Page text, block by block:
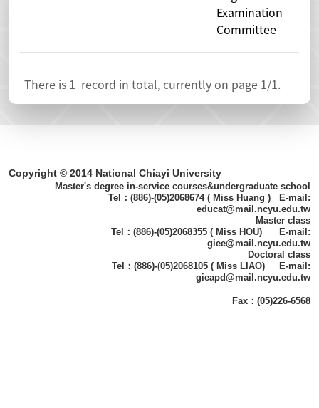
Examination
Committee
There is 1 record in total, currently on page 1/1.
Copyright © 2014 National Chiayi University
Master's degree in-service courses&undergraduate school
Tel：(886)-(05)2068674 ( Miss Huang ) E-mail:
educat@mail.ncyu.edu.tw
Master class
Tel：(886)-(05)2068355 ( Miss HOU) E-mail:
giee@mail.ncyu.edu.tw
Doctoral class
Tel：(886)-(05)2068105 ( Miss LIAO) E-mail:
gieapd@mail.ncyu.edu.tw
Fax：(05)226-6568